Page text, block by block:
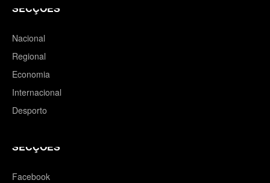
SECÇÕES
Nacional
Regional
Economia
Internacional
Desporto
SECÇÕES
Facebook